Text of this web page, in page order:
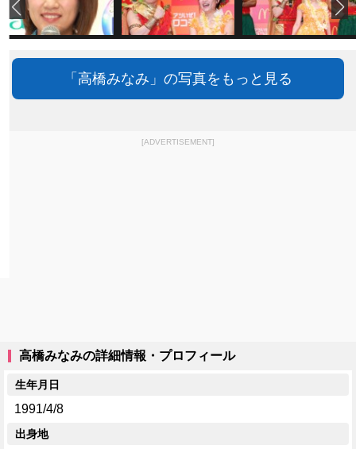
「高橋みなみ」の写真をもっと見る
[ADVERTISEMENT]
高橋みなみの詳細情報・プロフィール
生年月日
1991/4/8
出身地